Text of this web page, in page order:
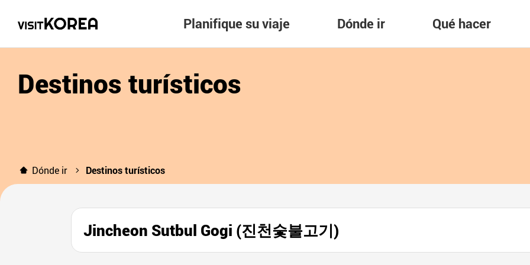
Planifique su viaje Dónde ir Qué hacer
Destinos turísticos
Dónde ir Destinos turísticos
Jincheon Sutbul Gogi (진천숯불고기)